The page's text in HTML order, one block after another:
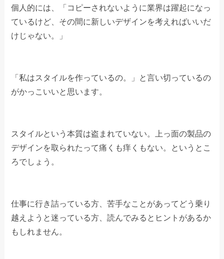
個人的には、「コピーされないように業界は躍起になっ
ているけど、その間に新しいデザインを考えればいいだ
けじゃない。」
「私はスタイルを作っているの。」と言い切っているの
がかっこいいと思います。
スタイルという本質は盗まれていない。上っ面の製品の
デザインを取られたって痛くも痒くもない。というとこ
ろでしょう。
仕事に行き詰っている方、苦手なことがあってどう乗り
越えようと迷っている方、読んでみるとヒントがあるか
もしれません。